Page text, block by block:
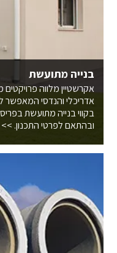
בנייה מתועשת
אקרשטיין מלווה
אדריכלי והנדסי המאפשר
בקווי בנייה מתועשת
ובהתאם לפרטי התכנון. >>